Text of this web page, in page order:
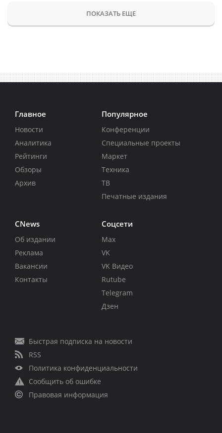
ПОКАЗАТЬ ЕЩЕ
Главное
Новости
Аналитика
Рейтинги
Обзоры
Архив
Популярное
Конференции
Специальные проекты
Маркет
Техника
ТВ
Печатные издания
CNews
Об издании
Реклама
Вакансии
Контакты
Соцсети
Max
VK
VK Видео
Rutube
Telegram
Дзен
Быстрая подписка на новости
RSS
Политика конфиденциальности
Сообщить об ошибке
Правовая информация